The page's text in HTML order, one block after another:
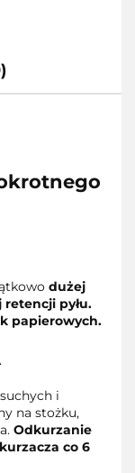
dużej
retencji pyłu.
papierowych.
i
na stożku,
Odkurzanie
co 6